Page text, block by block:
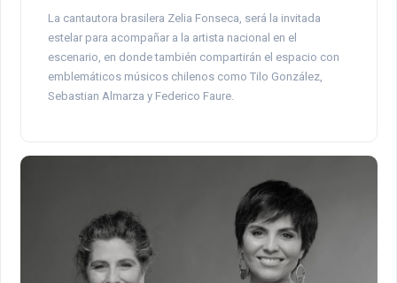
La cantautora brasilera Zelia Fonseca, será la invitada
estelar para acompañar a la artista nacional en el
escenario, en donde también compartirán el espacio con
emblemáticos músicos chilenos como Tilo González,
Sebastian Almarza y Federico Faure.